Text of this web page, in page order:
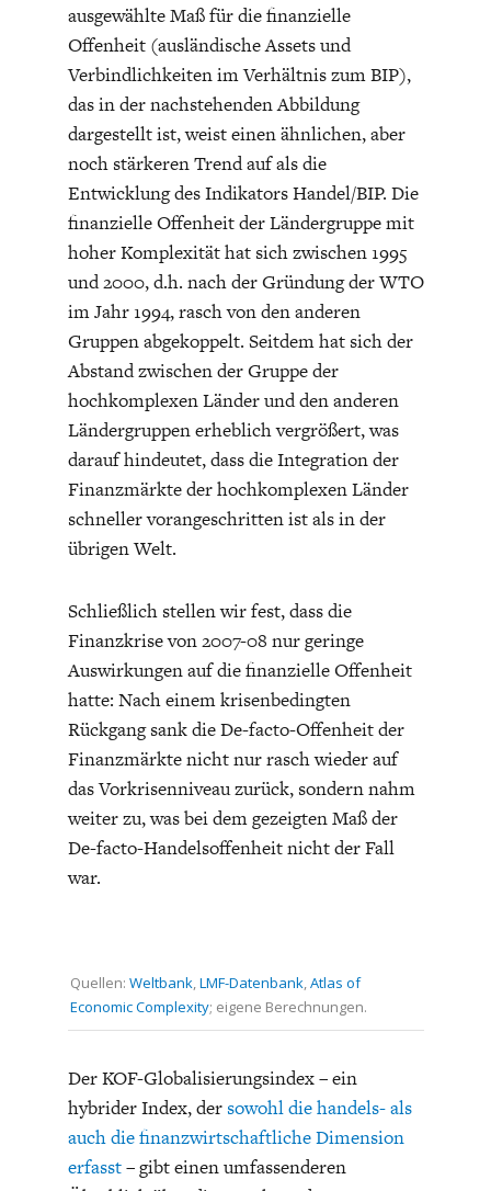
ausgewählte Maß für die finanzielle
Offenheit (ausländische Assets und
Verbindlichkeiten im Verhältnis zum BIP),
das in der nachstehenden Abbildung
dargestellt ist, weist einen ähnlichen, aber
noch stärkeren Trend auf als die
Entwicklung des Indikators Handel/BIP. Die
finanzielle Offenheit der Ländergruppe mit
hoher Komplexität hat sich zwischen 1995
und 2000, d.h. nach der Gründung der WTO
im Jahr 1994, rasch von den anderen
Gruppen abgekoppelt. Seitdem hat sich der
Abstand zwischen der Gruppe der
hochkomplexen Länder und den anderen
Ländergruppen erheblich vergrößert, was
darauf hindeutet, dass die Integration der
Finanzmärkte der hochkomplexen Länder
schneller vorangeschritten ist als in der
übrigen Welt.
Schließlich stellen wir fest, dass die
Finanzkrise von 2007-08 nur geringe
Auswirkungen auf die finanzielle Offenheit
hatte: Nach einem krisenbedingten
Rückgang sank die De-facto-Offenheit der
Finanzmärkte nicht nur rasch wieder auf
das Vorkrisenniveau zurück, sondern nahm
weiter zu, was bei dem gezeigten Maß der
De-facto-Handelsoffenheit nicht der Fall
war.
Quellen: Weltbank,LMF-Datenbank,Atlas of
Economic Complexity; eigene Berechnungen.
Der KOF-Globalisierungsindex – ein
hybrider Index, dersowohl die handels- als
auch die finanzwirtschaftliche Dimension
erfasst– gibt einen umfassenderen